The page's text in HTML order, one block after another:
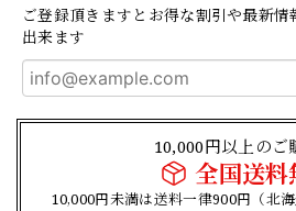
ご登録頂きますとお得な割引や最新
出来ます
10,000円以上のご
全国送料
10,000円未満は送料一律900円（北